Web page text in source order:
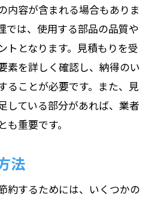
内容が含まれる場合もありま
では、使用する部品の品質や
トとなります。見積もりを受
素を詳しく確認し、納得のい
ることが必要です。また、見
している部分があれば、業者
重要です。
法
約するためには、いくつかの